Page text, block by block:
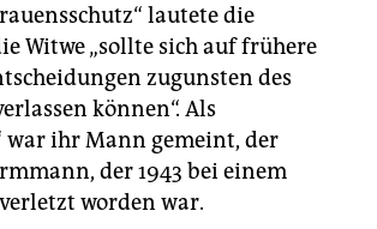
lautete die
Witwe „sollte sich auf frühere
zugunsten des
können“. Als
war ihr Mann gemeint, der
der 1943 bei einem
worden war.